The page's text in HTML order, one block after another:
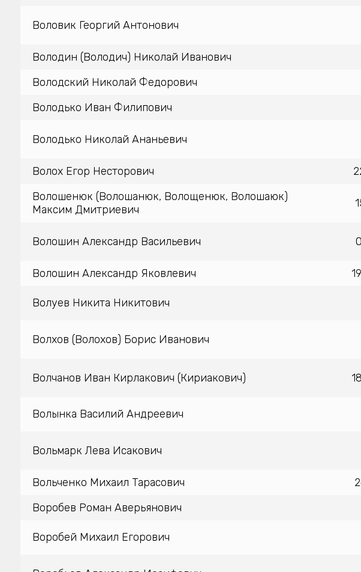
Воловик Георгий Антонович
Володин (Володич) Николай Иванович
Володский Николай Федорович
Володько Иван Филипович
Володько Николай Ананьевич
Волох Егор Несторович
Волошенюк (Волошанюк, Волощенюк, Волошаюк)
Максим Дмитриевич
Волошин Александр Васильевич
Волошин Александр Яковлевич
Волуев Никита Никитович
Волхов (Волохов) Борис Иванович
Волчанов Иван Кирлакович (Кириакович)
Волынка Василий Андреевич
Вольмарк Лева Исакович
Вольченко Михаил Тарасович
Воробев Роман Аверьянович
Воробей Михаил Егорович